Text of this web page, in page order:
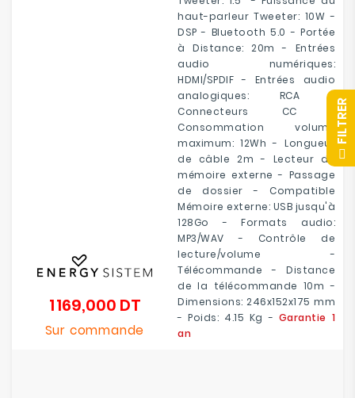
haut-parleur Tweeter: 10W -
DSP - Bluetooth 5.0 - Portée
à Distance: 20m - Entrées
audio numériques:
HDMI/SPDIF - Entrées audio
analogiques: RCA -
Connecteurs CC -
Consommation volume
maximum: 12Wh - Longueur
de câble 2m - Lecteur de
mémoire externe - Passage
de dossier - Compatible
Mémoire externe: USB jusqu'à
128Go - Formats audio:
MP3/WAV - Contrôle de
lecture/volume -
Télécommande - Distance
de la télécommande 10m -
Dimensions: 246x152x175 mm
- Poids: 4.15 Kg - Garantie 1
an
1 169,000 DTPrix
Sur commande
R